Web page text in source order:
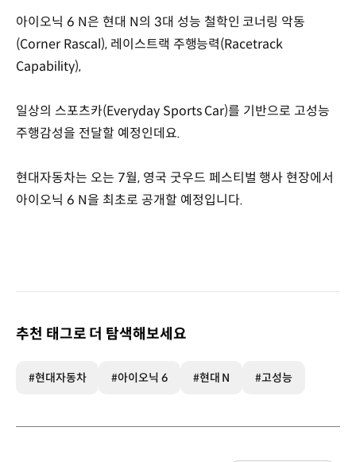
아이오닉 6 N은 현대 N의 3대 성능 철학인 코너링 악동
(Corner Rascal), 레이스트랙 주행능력(Racetrack
Capability),
일상의 스포츠카(Everyday Sports Car)를 기반으로 고성능
주행감성을 전달할 예정인데요.
현대자동차는 오는 7월, 영국 굿우드 페스티벌 행사 현장에서
아이오닉 6 N을 최초로 공개할 예정입니다.
추천 태그로 더 탐색해보세요
#현대자동차 #아이오닉 6 #현대 N #고성능